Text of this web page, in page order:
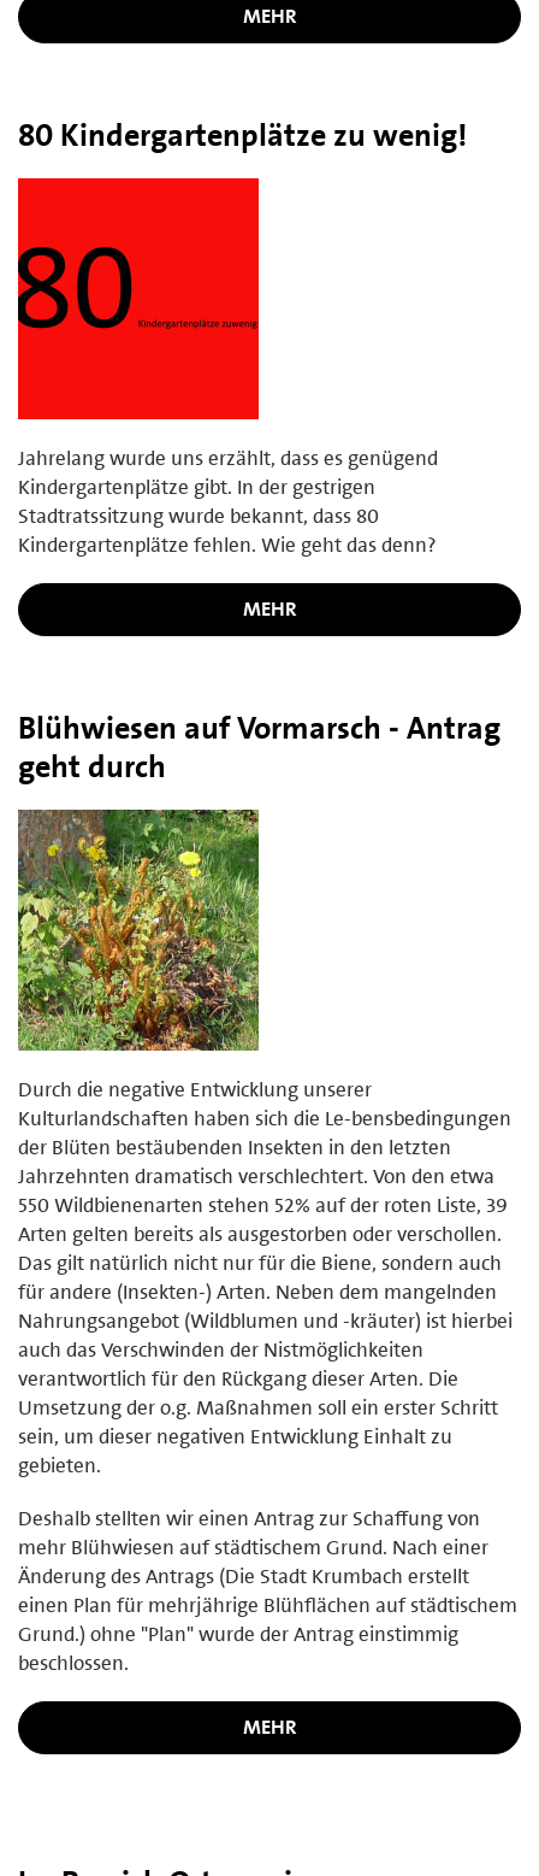
MEHR
80 Kindergartenplätze zu wenig!
Jahrelang wurde uns erzählt, dass es genügend
Kindergartenplätze gibt. In der gestrigen
Stadtratssitzung wurde bekannt, dass 80
Kindergartenplätze fehlen. Wie geht das denn?
MEHR
Blühwiesen auf Vormarsch - Antrag
geht durch
Durch die negative Entwicklung unserer
Kulturlandschaften haben sich die Le-bensbedingungen
der Blüten bestäubenden Insekten in den letzten
Jahrzehnten dramatisch verschlechtert. Von den etwa
550 Wildbienenarten stehen 52% auf der roten Liste, 39
Arten gelten bereits als ausgestorben oder verschollen.
Das gilt natürlich nicht nur für die Biene, sondern auch
für andere (Insekten-) Arten. Neben dem mangelnden
Nahrungsangebot (Wildblumen und -kräuter) ist hierbei
auch das Verschwinden der Nistmöglichkeiten
verantwortlich für den Rückgang dieser Arten. Die
Umsetzung der o.g. Maßnahmen soll ein erster Schritt
sein, um dieser negativen Entwicklung Einhalt zu
gebieten.
Deshalb stellten wir einen Antrag zur Schaffung von
mehr Blühwiesen auf städtischem Grund. Nach einer
Änderung des Antrags (Die Stadt Krumbach erstellt
einen Plan für mehrjährige Blühflächen auf städtischem
Grund.) ohne "Plan" wurde der Antrag einstimmig
beschlossen.
MEHR